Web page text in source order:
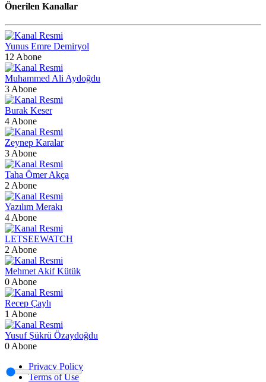
Önerilen Kanallar
Yunus Emre Demiryol
12 Abone
Muhammed Ali Aydoğdu
3 Abone
Burak Keser
4 Abone
Zeynep Karalar
3 Abone
Taha Ömer Akça
2 Abone
Yazılım Merakı
4 Abone
LETSEEWATCH
2 Abone
Mehmet Akif Kütük
0 Abone
Recep Çaylı
1 Abone
Yusuf Şükrü Özaydoğdu
0 Abone
Privacy Policy
Terms of Use